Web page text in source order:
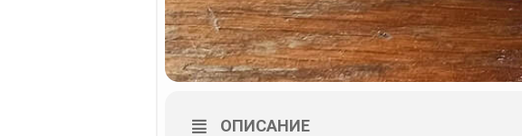
ОПИСАНИЕ